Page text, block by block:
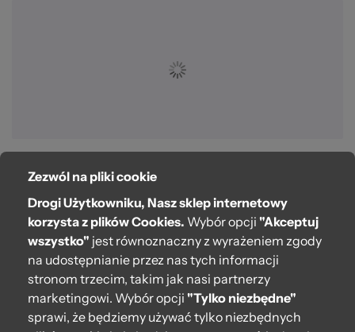
O bag
Pomoc
Moje O bag
Kontakt
222 571 414
Zezwól na pliki cookie
Drogi Użytkowniku, Nasz sklep internetowy
korzysta z plików Cookies. Wybór opcji "Akceptuj
wszystko" jest równoznaczny z wyrażeniem zgody
na udostępnianie przez nas tych informacji
stronom trzecim, takim jak nasi partnerzy
marketingowi. Wybór opcji "Tylko niezbędne"
sprawi, że będziemy używać tylko niezbędnych